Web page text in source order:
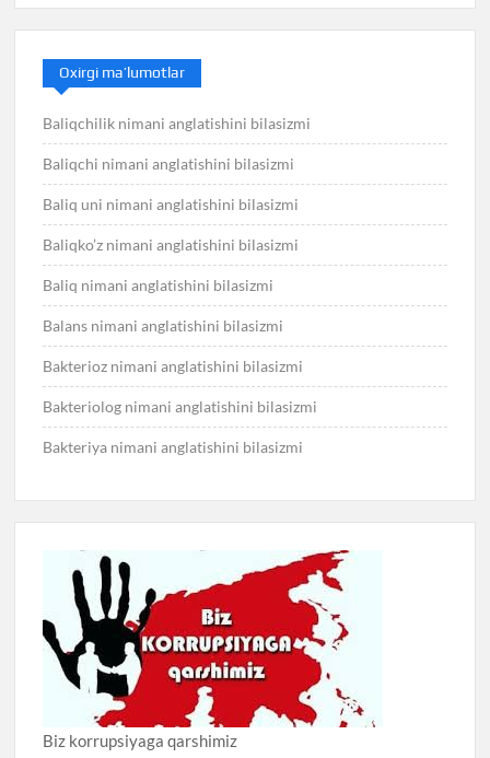
Oxirgi ma’lumotlar
Baliqchilik nimani anglatishini bilasizmi
Baliqchi nimani anglatishini bilasizmi
Baliq uni nimani anglatishini bilasizmi
Baliqko’z nimani anglatishini bilasizmi
Baliq nimani anglatishini bilasizmi
Balans nimani anglatishini bilasizmi
Bakterioz nimani anglatishini bilasizmi
Bakteriolog nimani anglatishini bilasizmi
Bakteriya nimani anglatishini bilasizmi
Biz korrupsiyaga qarshimiz